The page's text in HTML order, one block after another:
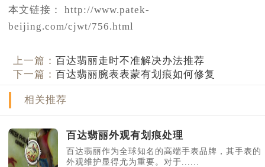
本文链接： http://www.patek-
beijing.com/cjwt/756.html
上一篇：百达翡丽走时不准解决办法推荐
下一篇：百达翡丽腕表表蒙有划痕如何修复
相关推荐
百达翡丽外观有划痕处理
百达翡丽作为全球知名的高端手表品牌，其手表的
外观维护显得尤为重要。对于......